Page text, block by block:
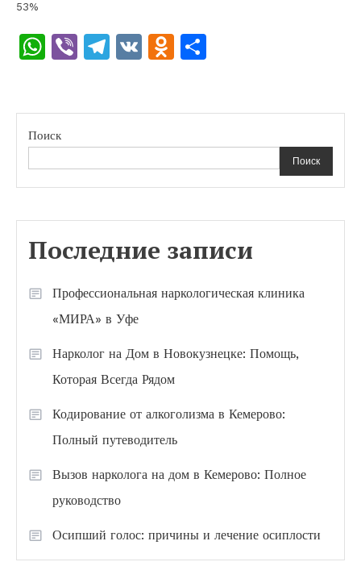
53%
WhatsApp
ViberTelegram
VK Odnoklassniki
Поиск
Поиск
Последние записи
Профессиональная наркологическая клиника
«МИРА» в Уфе
Нарколог на Дом в Новокузнецке: Помощь,
Которая Всегда Рядом
Кодирование от алкоголизма в Кемерово:
Полный путеводитель
Вызов нарколога на дом в Кемерово: Полное
руководство
Осипший голос: причины и лечение осиплости